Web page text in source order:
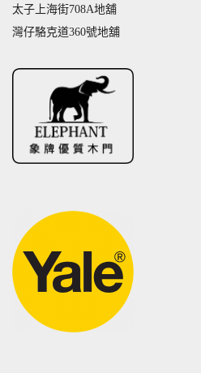
太子上海街708A地舖
灣仔駱克道360號地舖